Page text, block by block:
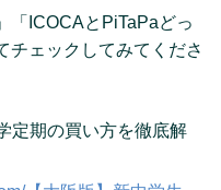
「ICOCAとPiTaPaどっ
チェックしてみてくださ
定期の買い方を徹底解